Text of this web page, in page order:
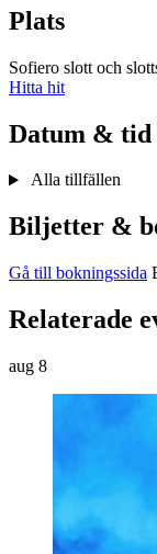
Plats
Sofiero slott och
Hitta hit
Datum & tid
Alla tillfällen
Biljetter &
Gå till bokningssida
Relaterade
aug 8